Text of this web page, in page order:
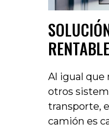
RENTABLE
Al igual que
otros
transporte,
camión es